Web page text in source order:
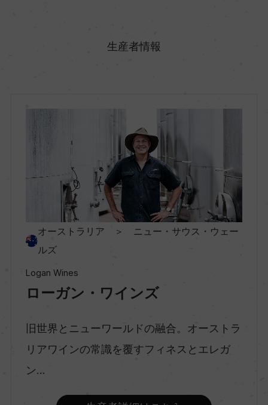
地区名
スティルワイン
味わい
ピノ・グリ 100%
生産者情報
オーストラリア ＞ ニュー・サウス・ウェー
ルズ
Logan Wines
ローガン・ワインズ
旧世界とニューワールドの融合。オーストラ
リアワインの常識を覆すフィネスとエレガ
ン...